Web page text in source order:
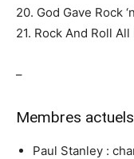
20. God Gave Rock
21. Rock And Roll All
–
Membres
Paul Stanley :